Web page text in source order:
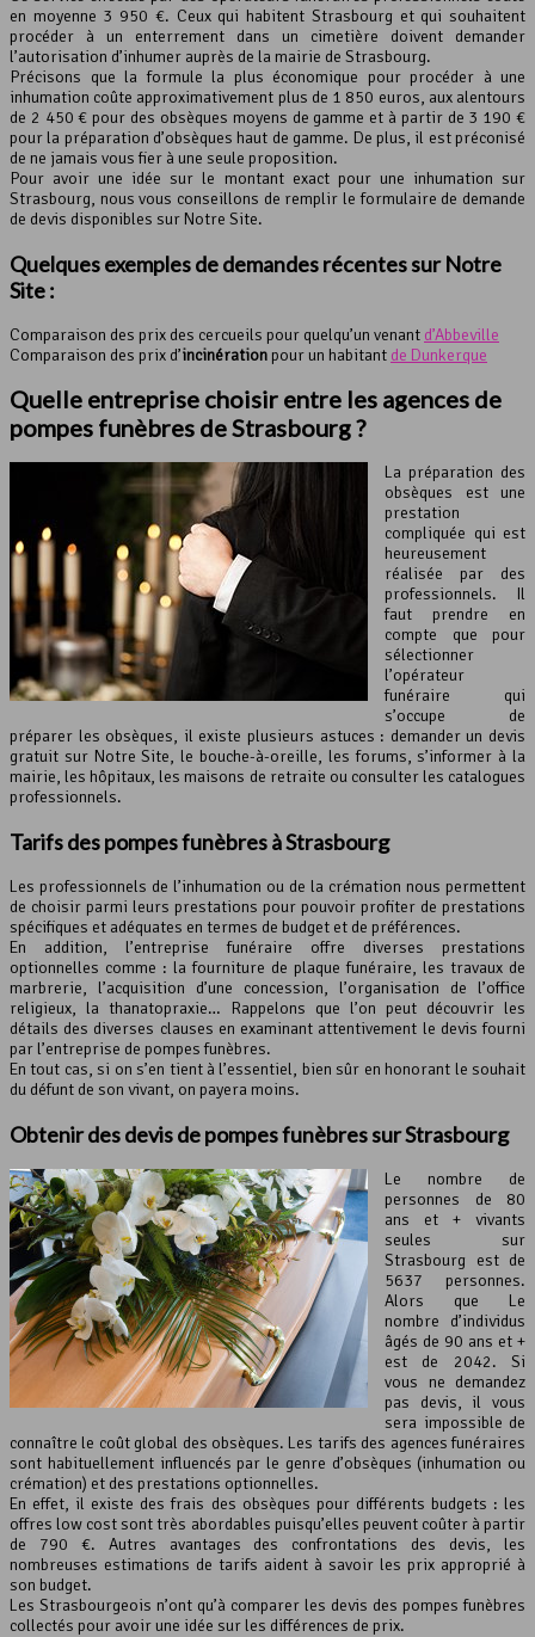
en moyenne 3 950 €. Ceux qui habitent Strasbourg et qui souhaitent
procéder à un enterrement dans un cimetière doivent demander
l’autorisation d’inhumer auprès de la mairie de Strasbourg.
Précisons que la formule la plus économique pour procéder à une
inhumation coûte approximativement plus de 1 850 euros, aux alentours
de 2 450 € pour des obsèques moyens de gamme et à partir de 3 190 €
pour la préparation d’obsèques haut de gamme. De plus, il est préconisé
de ne jamais vous fier à une seule proposition.
Pour avoir une idée sur le montant exact pour une inhumation sur
Strasbourg, nous vous conseillons de remplir le formulaire de demande
de devis disponibles sur Notre Site.
Quelques exemples de demandes récentes sur Notre
Site :
Comparaison des prix des cercueils pour quelqu’un venant d’Abbeville
Comparaison des prix d’incinération pour un habitant de Dunkerque
Quelle entreprise choisir entre les agences de
pompes funèbres de Strasbourg ?
La préparation des
obsèques est une
prestation
compliquée qui est
heureusement
réalisée par des
professionnels. Il
faut prendre en
compte que pour
sélectionner
l’opérateur
funéraire qui
s’occupe de
préparer les obsèques, il existe plusieurs astuces : demander un devis
gratuit sur Notre Site, le bouche-à-oreille, les forums, s’informer à la
mairie, les hôpitaux, les maisons de retraite ou consulter les catalogues
professionnels.
Tarifs despompes funèbresà Strasbourg
Les professionnels de l’inhumation ou de la crémation nous permettent
de choisir parmi leurs prestations pour pouvoir profiter de prestations
spécifiques et adéquates en termes de budget et de préférences.
En addition, l’entreprise funéraire offre diverses prestations
optionnelles comme : la fourniture de plaque funéraire, les travaux de
marbrerie, l’acquisition d’une concession, l’organisation de l’office
religieux, la thanatopraxie… Rappelons que l’on peut découvrir les
détails des diverses clauses en examinant attentivement le devis fourni
par l’entreprise de pompes funèbres.
En tout cas, si on s’en tient à l’essentiel, bien sûr en honorant le souhait
du défunt de son vivant, on payera moins.
Obtenir des devis depompes funèbressur Strasbourg
Le nombre de
personnes de 80
ans et + vivants
seules sur
Strasbourg est de
5637 personnes.
Alors que Le
nombre d’individus
âgés de 90 ans et +
est de 2042. Si
vous ne demandez
pas devis, il vous
sera impossible de
connaître le coût global des obsèques. Les tarifs des agences funéraires
sont habituellement influencés par le genre d’obsèques (inhumation ou
crémation) et des prestations optionnelles.
En effet, il existe des frais des obsèques pour différents budgets : les
offres low cost sont très abordables puisqu’elles peuvent coûter à partir
de 790 €. Autres avantages des confrontations des devis, les
nombreuses estimations de tarifs aident à savoir les prix approprié à
son budget.
Les Strasbourgeois n’ont qu’à comparer les devis des pompes funèbres
collectés pour avoir une idée sur les différences de prix.